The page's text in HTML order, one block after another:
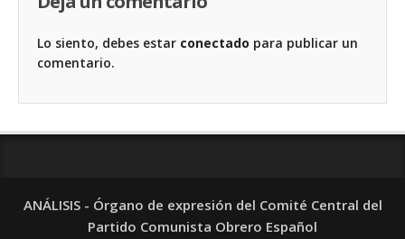
Lo siento, debes estar conectado para publicar un
comentario.
ANÁLISIS - Órgano de expresión del Comité Central del
Partido Comunista Obrero Español